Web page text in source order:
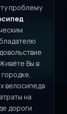
проблему
Вы в
велосипеда
на
дороги